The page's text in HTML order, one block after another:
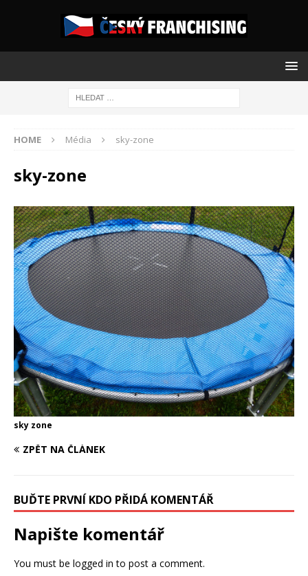
HOME Média sky-zone
sky-zone
sky zone
ZPĚT NA ČLÁNEK
BUĎTE PRVNÍ KDO PŘIDÁ KOMENTÁŘ
Napište komentář
You must be logged in to post a comment.